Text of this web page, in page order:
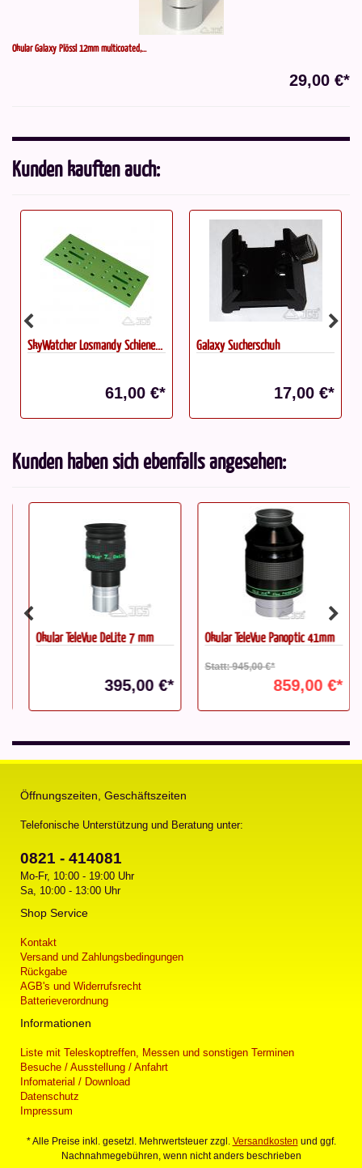
Okular Galaxy Plössl 12mm multicoated,...
29,00 €*
Kunden kauften auch:
SkyWatcher Losmandy Schiene...
61,00 €*
Galaxy Sucherschuh
17,00 €*
Kunden haben sich ebenfalls angesehen:
Okular TeleVue DeLite 7 mm
395,00 €*
Okular TeleVue Panoptic 41mm
Statt: 945,00 €*
859,00 €*
Öffnungszeiten, Geschäftszeiten
Telefonische Unterstützung und Beratung unter:
0821 - 414081
Mo-Fr, 10:00 - 19:00 Uhr
Sa, 10:00 - 13:00 Uhr
Shop Service
Kontakt
Versand und Zahlungsbedingungen
Rückgabe
AGB's und Widerrufsrecht
Batterieverordnung
Informationen
Liste mit Teleskoptreffen, Messen und sonstigen Terminen
Besuche / Ausstellung / Anfahrt
Infomaterial / Download
Datenschutz
Impressum
* Alle Preise inkl. gesetzl. Mehrwertsteuer zzgl. Versandkosten und ggf.
Nachnahmegebühren, wenn nicht anders beschrieben